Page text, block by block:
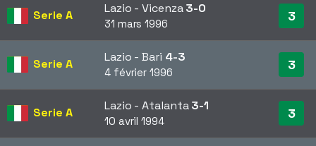
Serie A Lazio - Vicenza3-0
31 mars 1996 3
Serie A Lazio - Bari 4-3
4 février 1996 3
Serie A Lazio - Atalanta3-1
10 avril 1994 3